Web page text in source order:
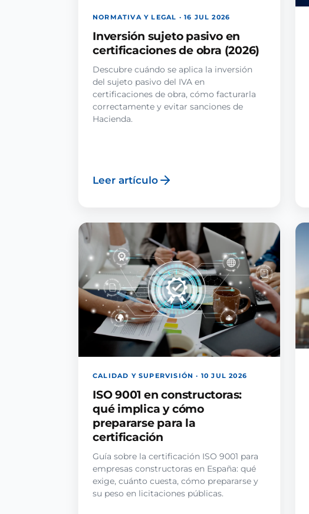
NORMATIVA Y LEGAL · 16 JUL 2026
Inversión sujeto pasivo en
certificaciones de obra (2026)
Descubre cuándo se aplica la inversión
del sujeto pasivo del IVA en
certificaciones de obra, cómo facturarla
correctamente y evitar sanciones de
Hacienda.
Leer artículo
CALIDAD Y SUPERVISIÓN · 10 JUL 2026
ISO 9001 en constructoras:
qué implica y cómo
prepararse para la
certificación
Guía sobre la certificación ISO 9001 para
empresas constructoras en España: qué
exige, cuánto cuesta, cómo prepararse y
su peso en licitaciones públicas.